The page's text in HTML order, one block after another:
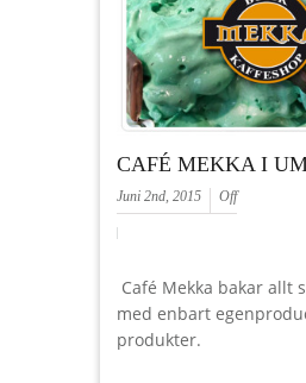
CAFÉ MEKKA I
Juni 2nd, 2015 Off
Café Mekka bakar allt
med enbart
produkter.